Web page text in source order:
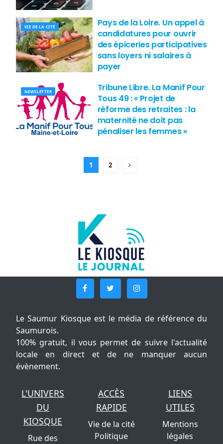
VIE DE LA CITÉ
Pays de la Loire. Un appel à
candidatures pour ouvrir
des épiceries participatives
sans loyers ni salaires à
payer
NEWSLETTER
Tribune Libre. La Manif Pour
Tous 49 : « Projet de
réforme des retraites : la
maternité ne doit pas
pénaliser les femmes »
1 2
Le Saumur Kiosque est le média de référence du
Saumurois.
100% gratuit, il vous permet de suivre l'actualité
locale en direct et de ne manquer aucun
évènement.
L'UNIVERS
DU
KIOSQUE
Rue des
ACCÈS
RAPIDE
Vie de la cité
Politique
LIENS
UTILES
Mentions
légales